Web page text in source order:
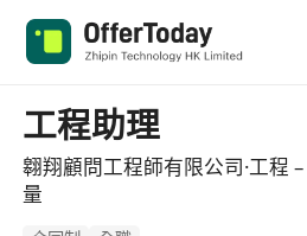
工程助理
翱翔顧問工程師有限公司·工程
量